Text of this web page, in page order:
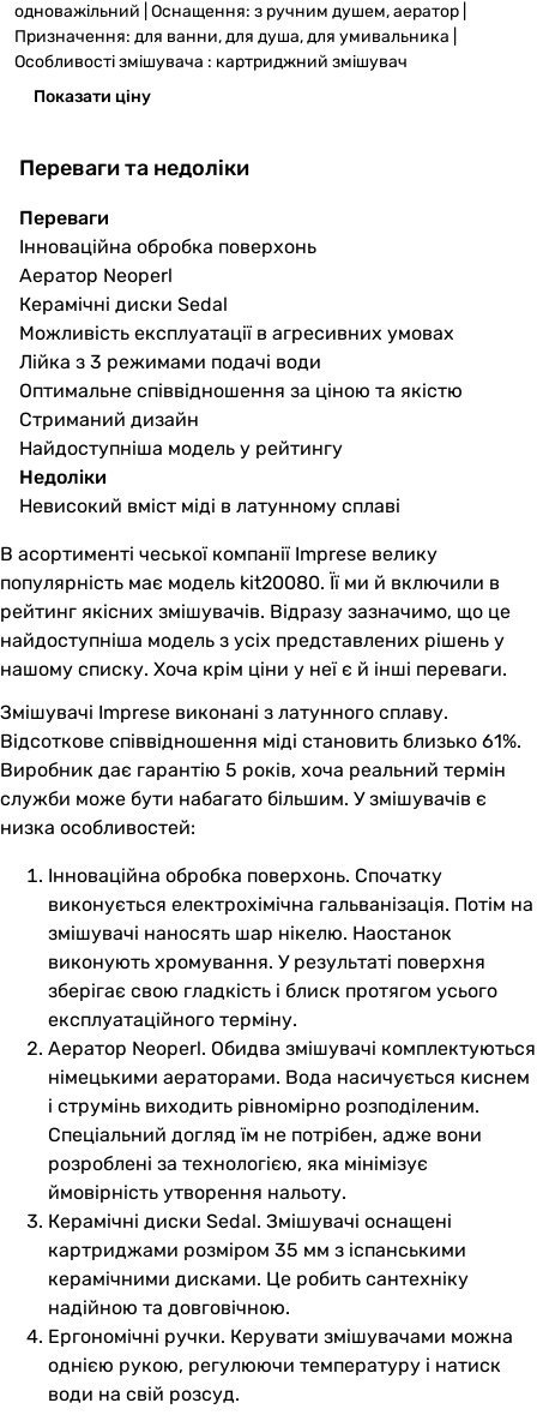
одноважільний | Оснащення: з ручним душем, аератор |
Призначення: для ванни, для душа, для умивальника |
Особливості змішувача : картриджний змішувач
Показати ціну
Переваги та недоліки
Переваги
Інноваційна обробка поверхонь
Аератор Neoperl
Керамічні диски Sedal
Можливість експлуатації в агресивних умовах
Лійка з 3 режимами подачі води
Оптимальне співвідношення за ціною та якістю
Стриманий дизайн
Найдоступніша модель у рейтингу
Недоліки
Невисокий вміст міді в латунному сплаві
В асортименті чеської компанії Imprese велику
популярність має модель kit20080. Її ми й включили в
рейтинг якісних змішувачів. Відразу зазначимо, що це
найдоступніша модель з усіх представлених рішень у
нашому списку. Хоча крім ціни у неї є й інші переваги.
Змішувачі Imprese виконані з латунного сплаву.
Відсоткове співвідношення міді становить близько 61%.
Виробник дає гарантію 5 років, хоча реальний термін
служби може бути набагато більшим. У змішувачів є
низка особливостей:
Інноваційна обробка поверхонь. Спочатку
виконується електрохімічна гальванізація. Потім на
змішувачі наносять шар нікелю. Наостанок
виконують хромування. У результаті поверхня
зберігає свою гладкість і блиск протягом усього
експлуатаційного терміну.
Аератор Neoperl. Обидва змішувачі комплектуються
німецькими аераторами. Вода насичується киснем
і струмінь виходить рівномірно розподіленим.
Спеціальний догляд їм не потрібен, адже вони
розроблені за технологією, яка мінімізує
ймовірність утворення нальоту.
Керамічні диски Sedal. Змішувачі оснащені
картриджами розміром 35 мм з іспанськими
керамічними дисками. Це робить сантехніку
надійною та довговічною.
Ергономічні ручки. Керувати змішувачами можна
однією рукою, регулюючи температуру і натиск
води на свій розсуд.